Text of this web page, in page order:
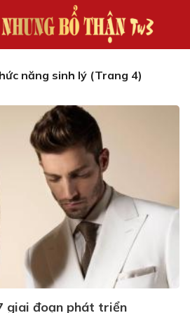
năng sinh lý (Trang 4)
giai đoạn phát triển